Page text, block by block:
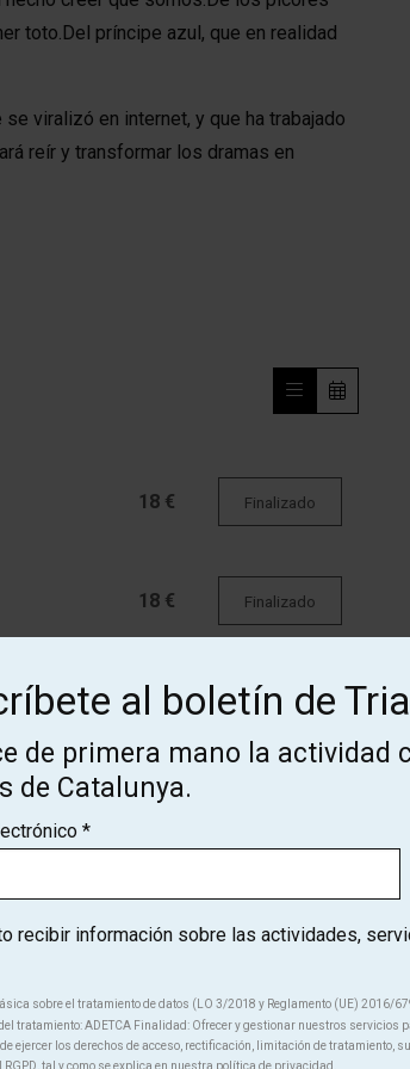
toto.Del príncipe azul, que en realidad
viralizó en internet, y que ha trabajado
reír y transformar los dramas en
18 € Finalizado
18 € Finalizado
18 € Finalizado
18 €
18 € Finalizado
al boletín de
de primera mano la actividad
de Catalunya.
*
recibir información sobre las actividades,
sobre el tratamiento de datos (LO 3/2018 y Reglamento (UE) 2016/
tratamiento: ADETCA Finalidad: Ofrecer y gestionar nuestros servicios
ejercer los derechos de acceso, rectificación, limitación de tratamiento,
RGPD, tal y como se explica en nuestra política de privacidad.